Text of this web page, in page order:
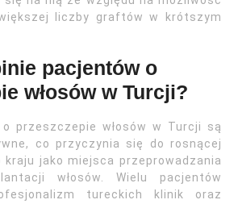
liczby graftów w krótszym
pacjentów o
włosów w Turcji?
przeszczepie włosów w Turcji są
co przyczynia się do rosnącej
kraju jako miejsca przeprowadzania
włosów. Wielu pacjentów
tureckich klinik oraz